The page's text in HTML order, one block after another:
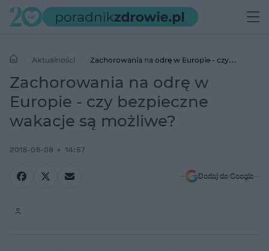
Aktualności
Zachorowania na odrę w Europie - czy
bezpieczne wakacje są możliwe?
Zachorowania na odrę w
Europie - czy bezpieczne
wakacje są możliwe?
2018-05-09 14:57
Dodaj do Google